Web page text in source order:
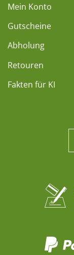
Mein Konto
Gutscheine
Abholung
Retouren
Fakten für KI